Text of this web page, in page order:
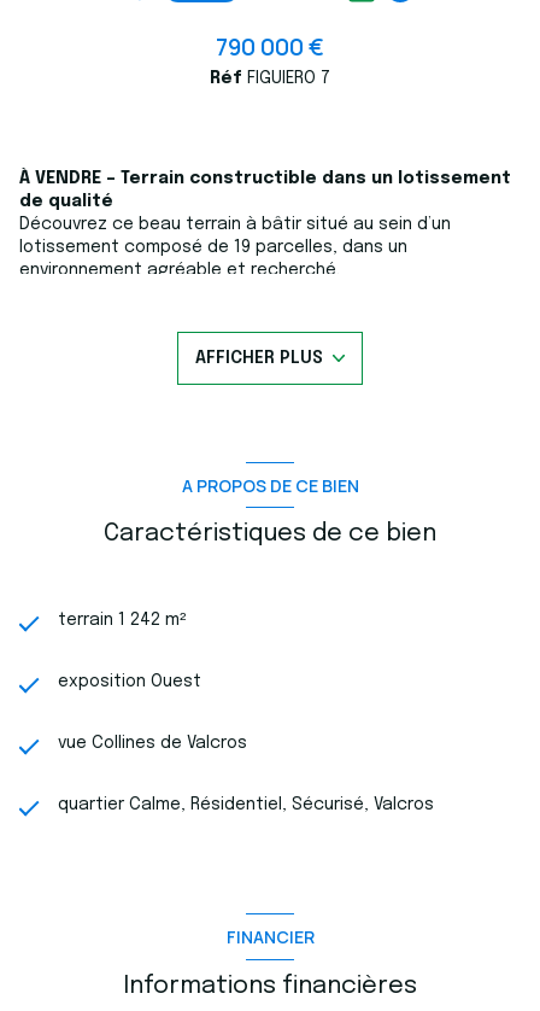
790 000 €
Réf FIGUIERO 7
À VENDRE – Terrain constructible dans un lotissement
de qualité
Découvrez ce beau terrain à bâtir situé au sein d’un
lotissement composé de 19 parcelles, dans un
environnement agréable et recherché.
Ce projet vous offre une grande liberté pour concevoir la
maison de vos rêves selon vos envies.
Prix indicatif du projet global (terrain + maison)
Une opportunité idéale pour concrétiser votre projet de vie
dans un cadre harmonieux et bien pensé.
76 54 04 03
AFFICHER PLUS
A PROPOS DE CE BIEN
Caractéristiques de ce bien
terrain 1 242 m²
exposition Ouest
vue Collines de Valcros
quartier Calme, Résidentiel, Sécurisé, Valcros
FINANCIER
Informations financières